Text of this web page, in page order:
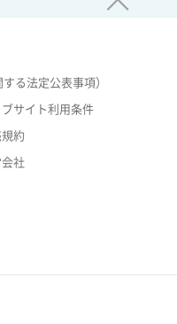
る法定公表事項）
ブサイト利用条件
約
社